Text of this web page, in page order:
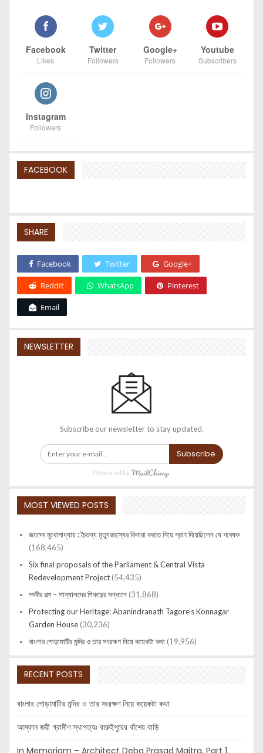
Facebook
Likes
Twitter
Followers
Google+
Followers
Youtube
Subscribers
Instagram
Followers
FACEBOOK
SHARE
Facebook Twitter Google+
ReddIt WhatsApp Pinterest
Email
NEWSLETTER
Subscribe our newsletter to stay updated.
Subscribe
Powered by
MOST VIEWED POSTS
জয়দেব মুখোপাধ্যায় : চৈতন্য মৃত্যুরহস্যের কিনারা করতে গিয়ে প্রাণ দিয়েছিলেন যে গবেষক
(168,465)
Six final proposals of the Parliament & Central Vista
Redevelopment Project (54,435)
পদবীর গল্প – সান্যালদের শিকড়ের সন্ধানে (31,868)
Protecting our Heritage: Abanindranath Tagore’s Konnagar
Garden House (30,236)
বাংলার পোড়ামাটির মন্দির ও তার সংরক্ষণ নিয়ে কয়েকটা কথা (19,956)
RECENT POSTS
বাংলার পোড়ামাটির মন্দির ও তার সংরক্ষণ নিয়ে কয়েকটা কথা
আম্ফান জয়ী গ্রামীণ স্থাপত্যঃ বারুইপুরের বাঁশের বাড়ি
In Memoriam – Architect Deba Prasad Maitra, Part 1.